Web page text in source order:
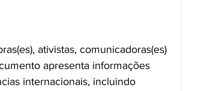
ativistas, comunicadoras(es)
apresenta informações
internacionais, incluindo